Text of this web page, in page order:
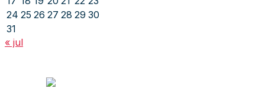
24 25 26 27 28 29 30
31
« jul